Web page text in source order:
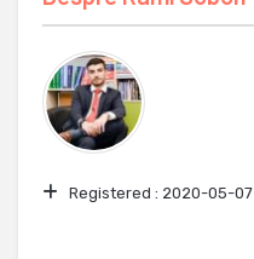
Registered : 2020-05-07